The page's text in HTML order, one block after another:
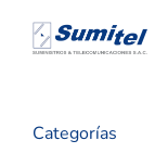
contenido
Categorías